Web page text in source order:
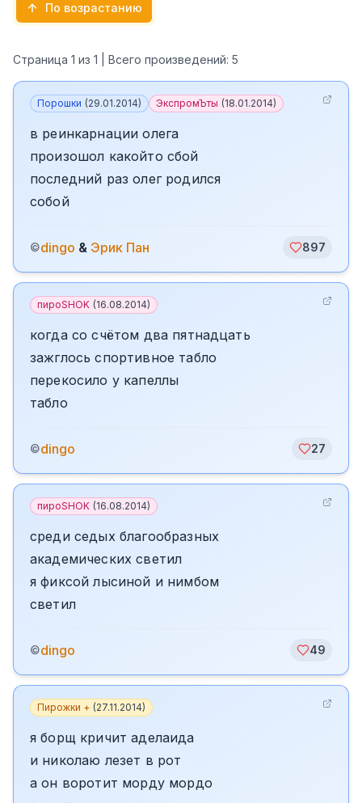
По возрастанию
Страница 1 из 1 | Всего произведений: 5
Порошки (29.01.2014) ЭкспромЪты (18.01.2014)
в реинкарнации олега
произошол какойто сбой
последний раз олег родился
собой
©dingo & Эрик Пан 897
пироSHOK (16.08.2014)
когда со счётом два пятнадцать
зажглось спортивное табло
перекосило у капеллы
табло
©dingo 27
пироSHOK (16.08.2014)
среди седых благообразных
академических светил
я фиксой лысиной и нимбом
светил
©dingo 49
Пирожки + (27.11.2014)
я борщ кричит аделаида
и николаю лезет в рот
а он воротит морду мордо